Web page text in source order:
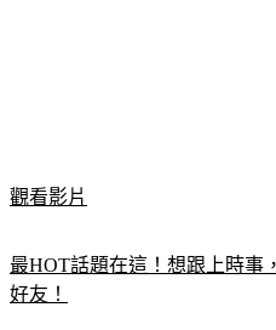
觀看影片
最HOT話題在這！想跟上時事
好友！